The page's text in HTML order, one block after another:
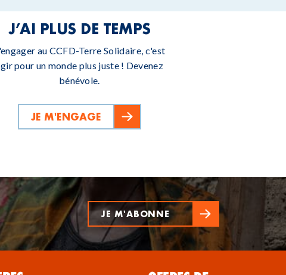
J’AI PLUS DE TEMPS
au CCFD-Terre Solidaire, c'est
pour un monde plus juste ! Devenez
bénévole.
JE M'ENGAGE
JE M'ABONNE